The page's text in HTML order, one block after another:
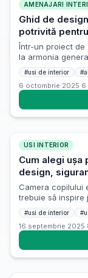
AMENAJARI
Ghid de
potrivită
Într-un proiect de
la armonia
arhitecturale,
influențează
vizuală și chiar
ar trebui făcută
proiectare,
#usi de interior #
6 octombrie 2025·6
USI INTERIOR
Cum alegi ușa
design,
Camera copilului
trebuie să inspire
Atunci când
contează, iar
mai mare decât
funcțional, ci
#usi de interior #
16 septembrie 2025·